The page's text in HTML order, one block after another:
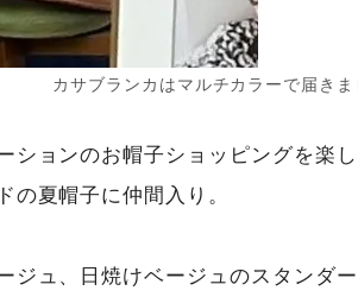
カサブランカはマルチカラーで届きま
ションのお帽子ショッピングを楽
の夏帽子に仲間入り。
ジュ、日焼けベージュのスタンダ